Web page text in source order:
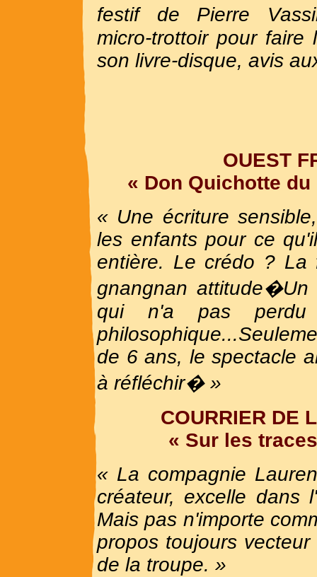
festif de Pierre
micro-trottoir pour
son livre-disque, avis
OUEST
« Don Quichotte
« Une écriture
les enfants pour ce
entière. Le crédo ?
gnangnan attitude�Un
qui n'a pas
de 6 ans, le spectacle
à réfléchir� »
COURRIER DE
« Sur les
« La compagnie
créateur, excelle dans
Mais pas n'importe
propos toujours
de la troupe. »